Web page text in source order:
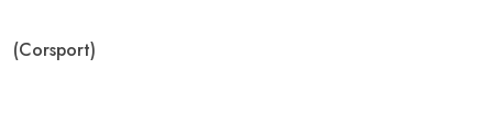
(Corsport)